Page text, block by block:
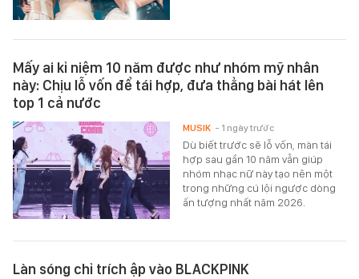
Mấy ai kỉ niệm 10 năm được như nhóm mỹ nhân
này: Chịu lỗ vốn để tái hợp, đưa thẳng bài hát lên
top 1 cả nước
Dù biết trước sẽ lỗ vốn, màn tái
hợp sau gần 10 năm vẫn giúp
nhóm nhạc nữ này tạo nên một
trong những cú lội ngược dòng
ấn tượng nhất năm 2026.
MUSIK - 1 ngày trước
Làn sóng chỉ trích ập vào BLACKPINK